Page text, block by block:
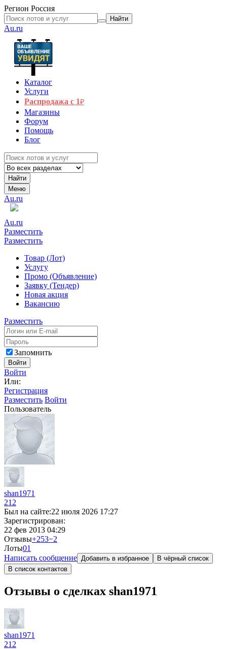
Регион Россия
Найти
Au.ru
Каталог
Услуги
Распродажа с 1₽
Магазины
Форум
Помощь
Блог
Найти
Меню
Au.ru
Au.ru
Разместить
Разместить
Товар (Лот)
Услугу
Промо (Объявление)
Заявку (Тендер)
Новая акция
Вакансию
Разместить
Запомнить
Войти
Войти
Или:
Регистрация
Разместить Войти
Пользователь
shan1971
212
Был на сайте:22 июля 2026 17:27
Зарегистрирован:
22 фев 2013 04:29
Отзывы+253−2
Лоты01
Написать сообщение Добавить в избранное
В чёрный список
В список контактов
Отзывы о сделках shan1971
shan1971
212